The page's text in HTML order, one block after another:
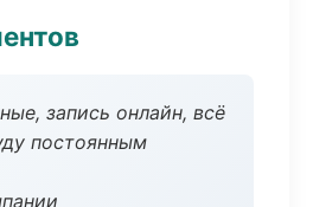
запись онлайн, всё
постоянным